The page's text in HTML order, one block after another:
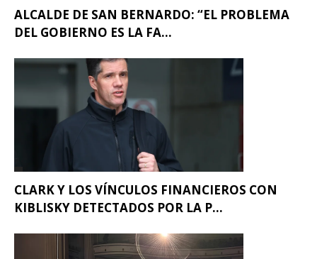
ALCALDE DE SAN BERNARDO: “EL PROBLEMA
DEL GOBIERNO ES LA FA...
CLARK Y LOS VÍNCULOS FINANCIEROS CON
KIBLISKY DETECTADOS POR LA P...